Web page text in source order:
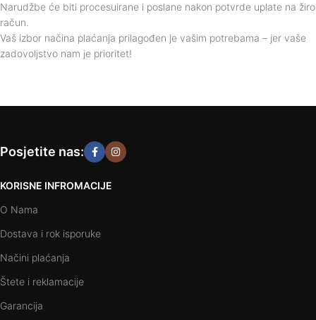
Narudžbe će biti procesuirane i poslane nakon potvrde uplate na žiro
račun.
Vaš izbor načina plaćanja prilagođen je vašim potrebama – jer vaše
zadovoljstvo nam je prioritet!
Posjetite nas:
KORISNE INFROMACIJE
O Nama
Dostava i rok isporuke
Načini plaćanja
Štete i reklamacije
Garancija